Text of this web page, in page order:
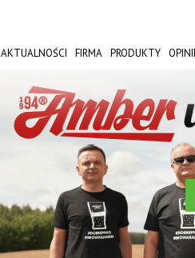
AKTUALNOŚCI FIRMA PRODUKTY
AMBER FEST